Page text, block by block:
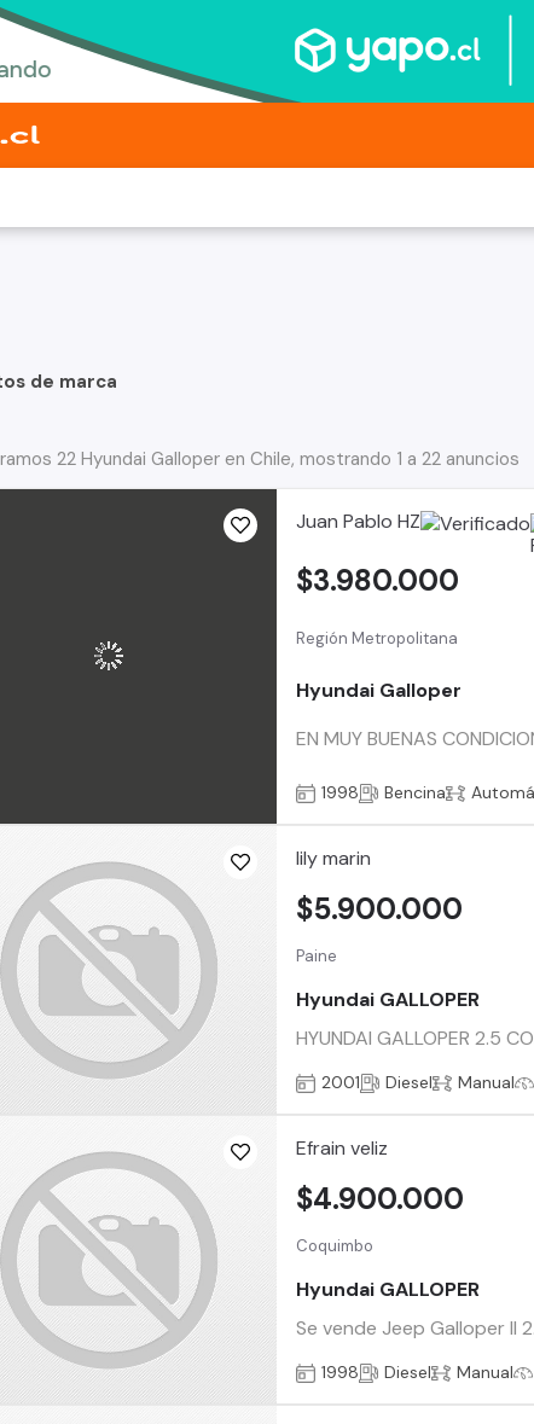
de marca
22 Hyundai Galloper en Chile, mostrando 1 a 22 anuncios
Juan Pablo HZ
Región Metropolitana
Hyundai Galloper
EN MUY BUENAS
$3.980.000
1998 Bencina
lily marin
Paine
Hyundai GALLOPER
HYUNDAI GALLOPER 2.5
$5.900.000
2001 Diesel Manual
Efrain veliz
Coquimbo
Hyundai GALLOPER
Se vende Jeep Galloper ll
$4.900.000
1998 Diesel Manual